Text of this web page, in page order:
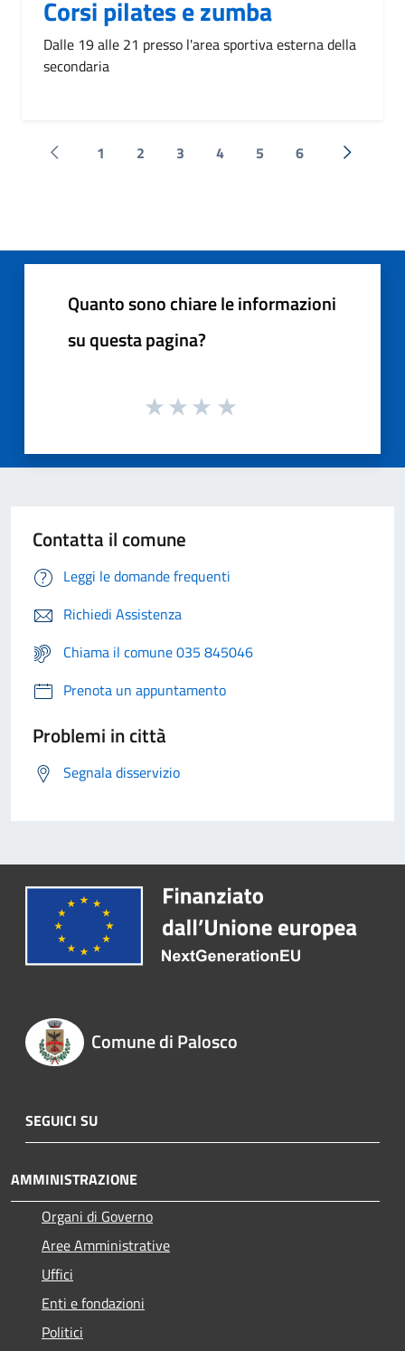
Corsi pilates e zumba
Dalle 19 alle 21 presso l'area sportiva esterna della
secondaria
Pagina precedente
1 2 3 4 5 6
Quanto sono chiare le informazioni
su questa pagina?
Contatta il comune
Leggi le domande frequenti
Richiedi Assistenza
Chiama il comune 035 845046
Prenota un appuntamento
Problemi in città
Segnala disservizio
Comune di Palosco
SEGUICI SU
AMMINISTRAZIONE
Organi di Governo
Aree Amministrative
Uffici
Enti e fondazioni
Politici